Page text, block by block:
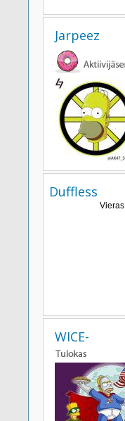
Jarpeez
Duffless
Vieras
WICE-